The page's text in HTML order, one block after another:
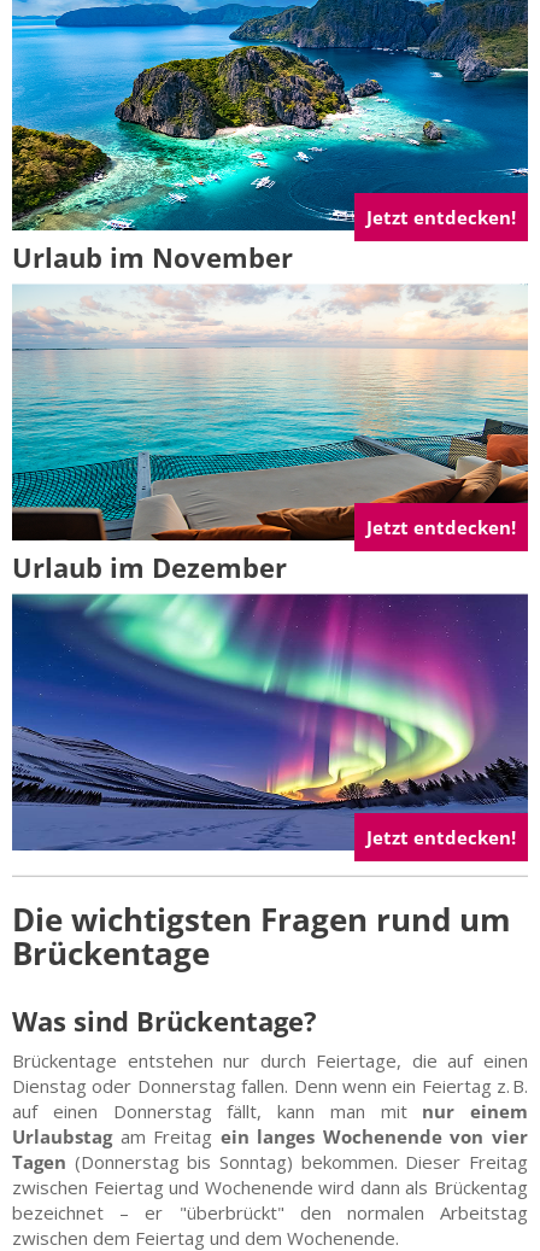
Jetzt entdecken!
Urlaub im November
Jetzt entdecken!
Urlaub im Dezember
Jetzt entdecken!
Die wichtigsten Fragen rund um
Brückentage
Was sind Brückentage?
Brückentage entstehen nur durch Feiertage, die auf einen
Dienstag oder Donnerstag fallen. Denn wenn ein Feiertag z. B.
auf einen Donnerstag fällt, kann man mit nur einem
Urlaubstagam Freitag ein langes Wochenende von vier
Tagen (Donnerstag bis Sonntag) bekommen. Dieser Freitag
zwischen Feiertag und Wochenende wird dann als Brückentag
bezeichnet – er "überbrückt" den normalen Arbeitstag
zwischen dem Feiertag und dem Wochenende.